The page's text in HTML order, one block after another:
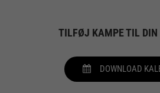
TILFØJ KAMPE TIL DIN
DOWNLOAD